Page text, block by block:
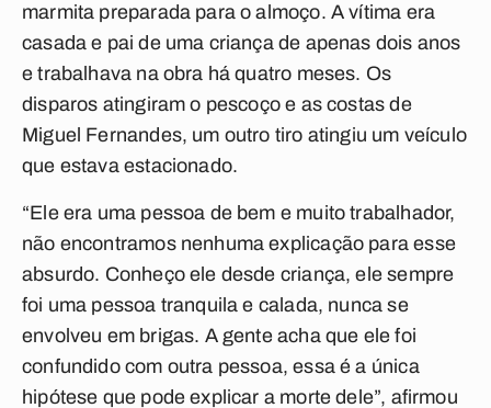
marmita preparada para o almoço. A vítima era
casada e pai de uma criança de apenas dois anos
e trabalhava na obra há quatro meses. Os
disparos atingiram o pescoço e as costas de
Miguel Fernandes, um outro tiro atingiu um veículo
que estava estacionado.
“Ele era uma pessoa de bem e muito trabalhador,
não encontramos nenhuma explicação para esse
absurdo. Conheço ele desde criança, ele sempre
foi uma pessoa tranquila e calada, nunca se
envolveu em brigas. A gente acha que ele foi
confundido com outra pessoa, essa é a única
hipótese que pode explicar a morte dele”, afirmou